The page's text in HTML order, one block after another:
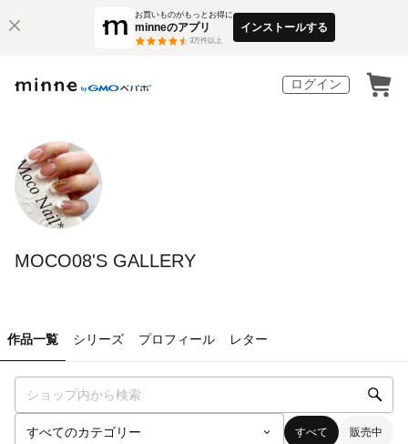
お買いものがもっとお得に
minneのアプリ
3万件以上
インストールする
ログイン
MOCO08'S GALLERY
作品一覧 シリーズ プロフィール レター
すべて 販売中